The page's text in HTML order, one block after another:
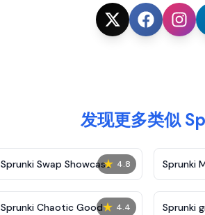
发现更多类似
★ 4.8
Sprunki Swap Showcase Sprunki
★ 4.4
Sprunki Chaotic Good Sprunki